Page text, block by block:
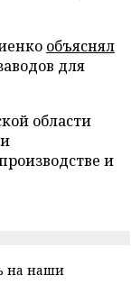
объяснял
для
области
и
на наши